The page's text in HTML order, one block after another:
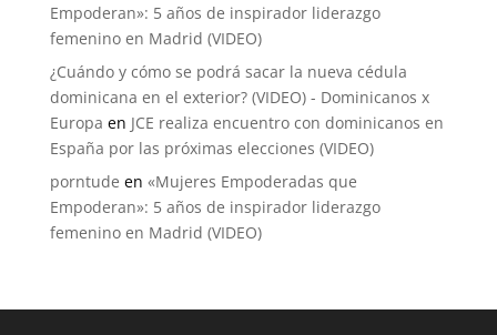
Empoderan»: 5 años de inspirador liderazgo
femenino en Madrid (VIDEO)
¿Cuándo y cómo se podrá sacar la nueva cédula
dominicana en el exterior? (VIDEO) - Dominicanos x
Europa en JCE realiza encuentro con dominicanos en
España por las próximas elecciones (VIDEO)
porntude en «Mujeres Empoderadas que
Empoderan»: 5 años de inspirador liderazgo
femenino en Madrid (VIDEO)